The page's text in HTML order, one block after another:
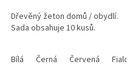
z
5
Dřevěný žeton domů / obydlí.
Sada obsahuje 10 kusů.
Bílá Černá Červená Fialová